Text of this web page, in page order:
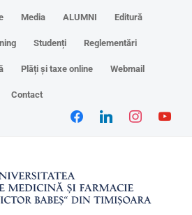
Media ALUMNI Editură
Studenți Reglementări
Plăți și taxe online Webmail
Contact